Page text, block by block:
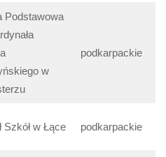
Podstawowa
w
podkarpackie
Szkół w Łące podkarpackie